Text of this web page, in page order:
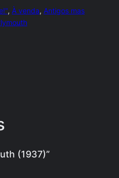
, À venda, Antigos mas
(1937)”